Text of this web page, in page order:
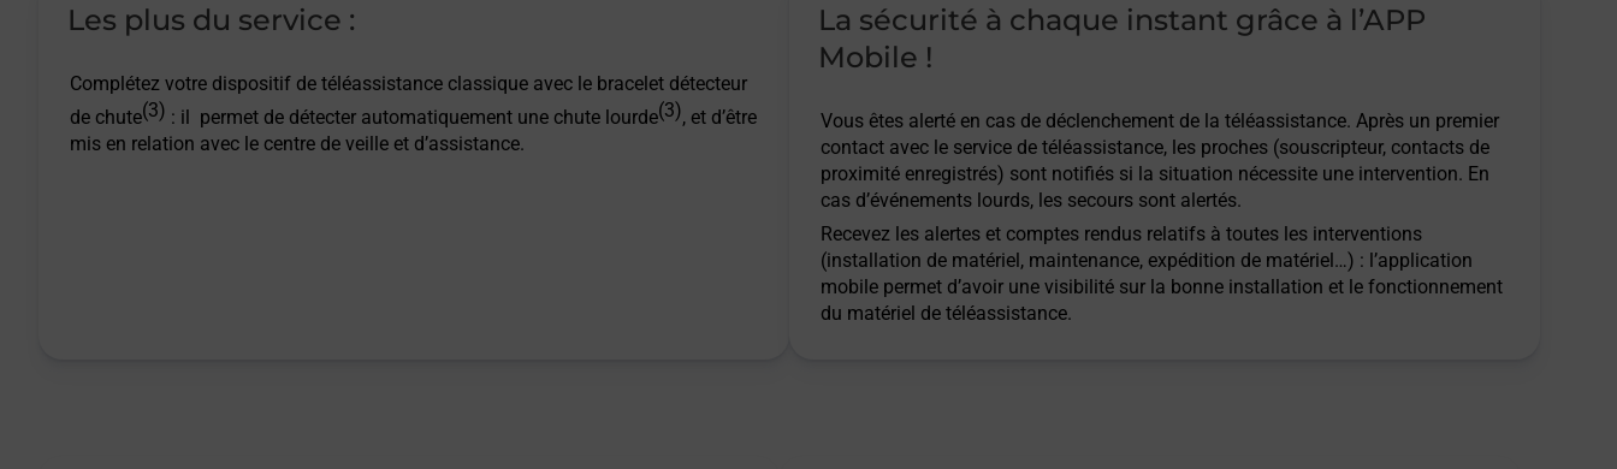
Les plus du service :
Complétez votre dispositif de téléassistance classique avec le bracelet détecteur
de chute(3) : il permet de détecter automatiquement une chute lourde(3), et d’être
mis en relation avec le centre de veille et d’assistance.
La sécurité à chaque instant grâce à l’APP
Mobile !
Vous êtes alerté en cas de déclenchement de la téléassistance. Après un premier
contact avec le service de téléassistance, les proches (souscripteur, contacts de
proximité enregistrés) sont notifiés si la situation nécessite une intervention. En
cas d’événements lourds, les secours sont alertés.
Recevez les alertes et comptes rendus relatifs à toutes les interventions
(installation de matériel, maintenance, expédition de matériel…) : l’application
mobile permet d’avoir une visibilité sur la bonne installation et le fonctionnement
du matériel de téléassistance.